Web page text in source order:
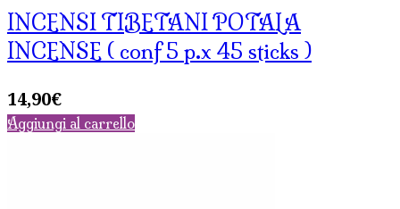
INCENSI TIBETANI POTALA
INCENSE ( conf 5 p.x 45 sticks )
14,90€
Aggiungi al carrello